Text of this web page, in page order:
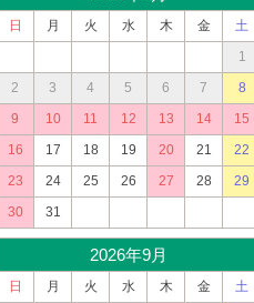
日 月 火 水 木 金
土
1
2
3 4 5 6 7
8
9
10 11 12 13 14
15
16
17 18 19 20 21
22
23
24 25 26 27 28
29
30
31
2026年9月
日 月 火 水 木 金
土